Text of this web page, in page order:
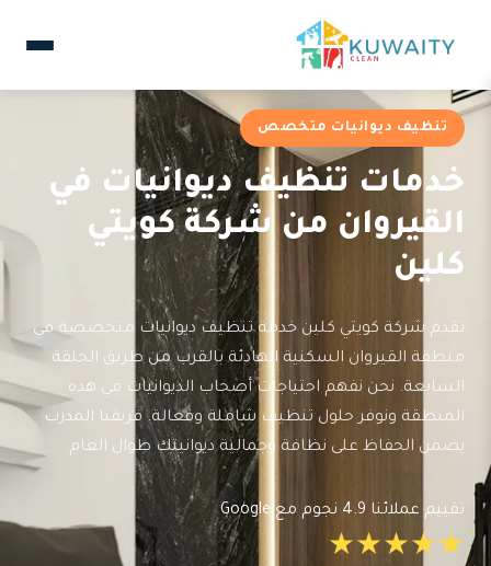
تنظيف ديوانيات متخصص
خدمات تنظيف ديوانيات في
القيروان من شركة كويتي
كلين
تقدم شركة كويتي كلين خدمة تنظيف ديوانيات متخصصة في
منطقة القيروان السكنية الهادئة بالقرب من طريق الحلقة
السابعة. نحن نفهم احتياجات أصحاب الديوانيات في هذه
المنطقة ونوفر حلول تنظيف شاملة وفعالة. فريقنا المدرب
يضمن الحفاظ على نظافة وجمالية ديوانيتك طوال العام.
تقييم عملائنا 4.9 نجوم مع Google
★★★★★